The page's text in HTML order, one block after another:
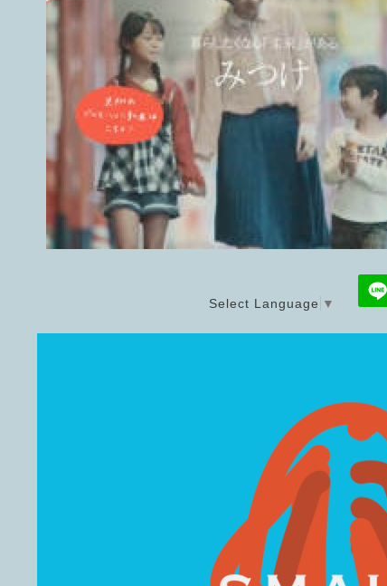
Select Language ▼